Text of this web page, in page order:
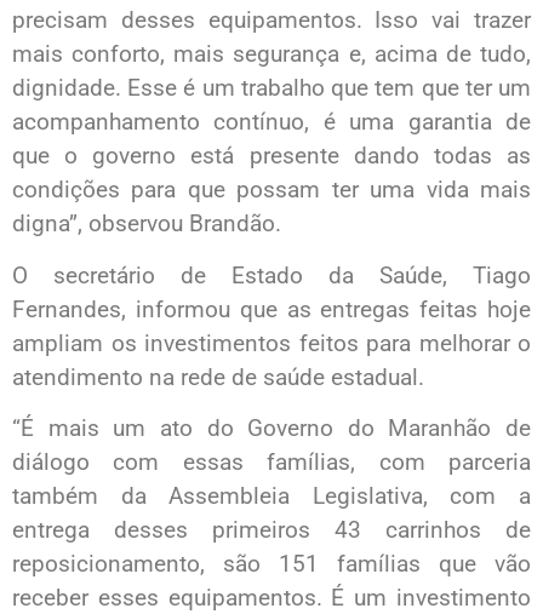
precisam desses equipamentos. Isso vai trazer
mais conforto, mais segurança e, acima de tudo,
dignidade. Esse é um trabalho que tem que ter um
acompanhamento contínuo, é uma garantia de
que o governo está presente dando todas as
condições para que possam ter uma vida mais
digna”, observou Brandão.
O secretário de Estado da Saúde, Tiago
Fernandes, informou que as entregas feitas hoje
ampliam os investimentos feitos para melhorar o
atendimento na rede de saúde estadual.
“É mais um ato do Governo do Maranhão de
diálogo com essas famílias, com parceria
também da Assembleia Legislativa, com a
entrega desses primeiros 43 carrinhos de
reposicionamento, são 151 famílias que vão
receber esses equipamentos. É um investimento